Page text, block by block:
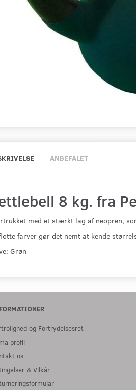
ANBEFALET
8 kg. fra
med et stærkt lag af neopren,
farver gør det nemt at kende
Grøn
og Fortrydelsesret
profil
os
& Vilkår